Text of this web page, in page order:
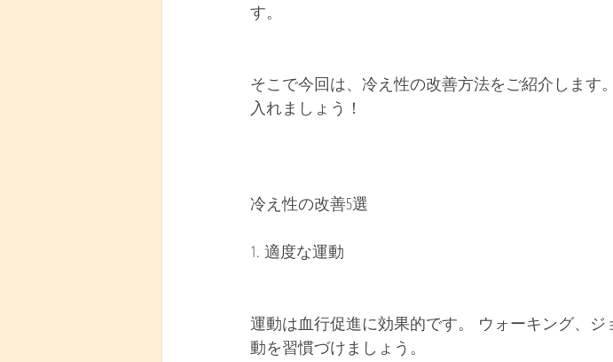
す。
そこで今回は、冷え性の改善方法をご紹介します
入れましょう！
冷え性の改善5選
1. 適度な運動
運動は血行促進に効果的です。 ウォーキング、
動を習慣づけましょう。